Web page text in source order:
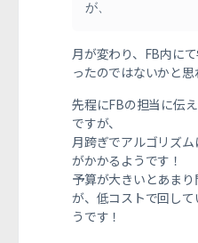
が、
月が変わり、FB内に
ったのではないかと思
先程にFBの担当に伝
ですが、
月跨ぎでアルゴリズ
がかかるようです！
予算が大きいとあま
が、低コストで回し
うです！